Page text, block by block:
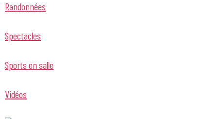
Randonnées
Spectacles
Sports en salle
Vidéos